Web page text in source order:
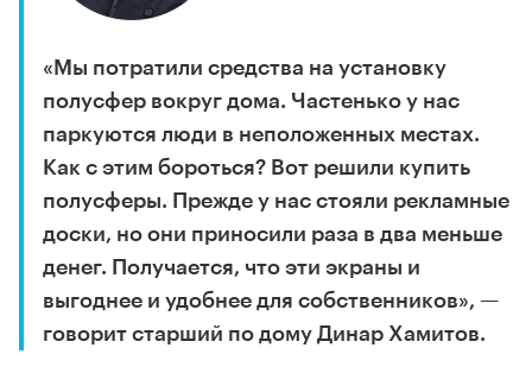
«Мы потратили средства на установку
полусфер вокруг дома. Частенько у нас
паркуются люди в неположенных местах.
Как с этим бороться? Вот решили купить
полусферы. Прежде у нас стояли рекламные
доски, но они приносили раза в два меньше
денег. Получается, что эти экраны и
выгоднее и удобнее для собственников», —
говорит старший по дому Динар Хамитов.